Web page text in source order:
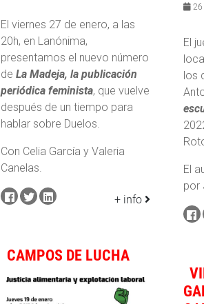
El viernes 27 de enero, a las
20h, en Lanónima,
presentamos el nuevo número
de La Madeja, la publicación
periódica feminista, que vuelve
después de un tiempo para
hablar sobre Duelos.
Con Celia García y Valeria
Canelas.
+ info
26
El
los
El
por
CAMPOS DE LUCHA